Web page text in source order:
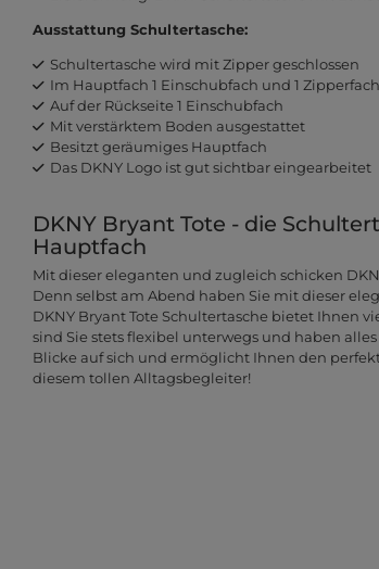
Ausstattung Schultertasche:
Schultertasche wird mit Zipper geschlossen
Im Hauptfach 1 Einschubfach und 1 Zipperfach
Auf der Rückseite 1 Einschubfach
Mit verstärktem Boden ausgestattet
Besitzt geräumiges Hauptfach
Das DKNY Logo ist gut sichtbar eingearbeitet
DKNY Bryant Tote - die
Hauptfach
Mit dieser eleganten und zugleich schicken
Denn selbst am Abend haben Sie mit dieser
DKNY Bryant Tote Schultertasche bietet Ihnen
sind Sie stets flexibel unterwegs und haben
Blicke auf sich und ermöglicht Ihnen den
diesem tollen Alltagsbegleiter!